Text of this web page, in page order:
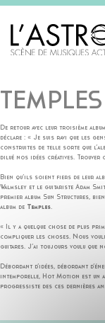
TEMPLES
De retour avec leur troisième album
déclare : « Je suis ravi que les
construites de telle sorte que
dilué nos idées créatives.
Bien qu’ils soient fiers de leur
Walmsley et le guitariste Adam
premier album Sun Structures,
album de Temples.
« Il y a quelque chose de plus
compliquer les choses. Nous
guitares. J’ai toujours voulu que
Débordant d’idées, débordant
intemporelle, Hot Motion est un
progressiste des ces dernières